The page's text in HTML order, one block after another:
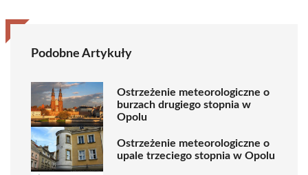
Podobne Artykuły
Ostrzeżenie meteorologiczne o
burzach drugiego stopnia w
Opolu
Ostrzeżenie meteorologiczne o
upale trzeciego stopnia w Opolu